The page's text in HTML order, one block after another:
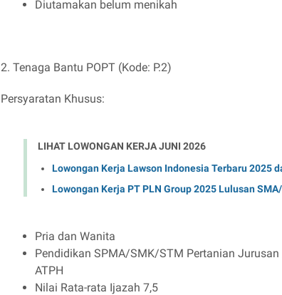
Diutamakan belum menikah
2. Tenaga Bantu POPT (Kode: P.2)
Persyaratan Khusus:
LIHAT LOWONGAN KERJA JUNI 2026
Lowongan Kerja Lawson Indonesia Terbaru 2025
Lowongan Kerja PT PLN Group 2025 Lulusan
Pria dan Wanita
Pendidikan SPMA/SMK/STM Pertanian
ATPH
Nilai Rata-rata Ijazah 7,5